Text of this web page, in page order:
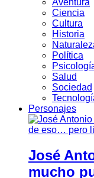
Aventura
Ciencia
Cultura
Historia
Política
Salud
Sociedad
Personajes
José
mucho